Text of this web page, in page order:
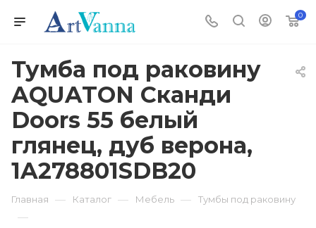
0
Тумба под раковину
AQUATON Сканди
Doors 55 белый
глянец, дуб верона,
1A278801SDB20
Главная — Каталог — Мебель — Тумбы под раковину
—